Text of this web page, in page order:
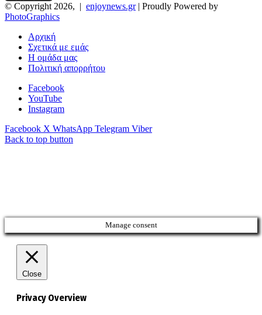
© Copyright 2026, | enjoynews.gr| Proudly Powered by
PhotoGraphics
Αρχική
Σχετικά με εμάς
Η ομάδα μας
Πολιτική απορρήτου
Facebook
YouTube
Instagram
Facebook X WhatsApp Telegram Viber
Back to top button
Manage consent
Close
Privacy Overview